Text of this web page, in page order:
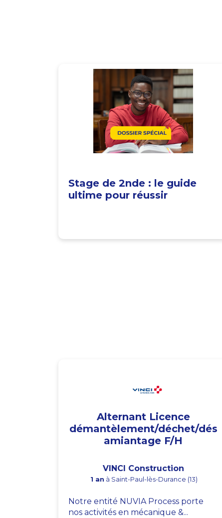
Stage de 2nde : le guide
ultime pour réussir
Alternant Licence
démantèlement/déchet/dés
amiantage F/H
VINCI Construction
1 an à Saint-Paul-lès-Durance (13)
Notre entité NUVIA Process porte
nos activités en mécanique &...